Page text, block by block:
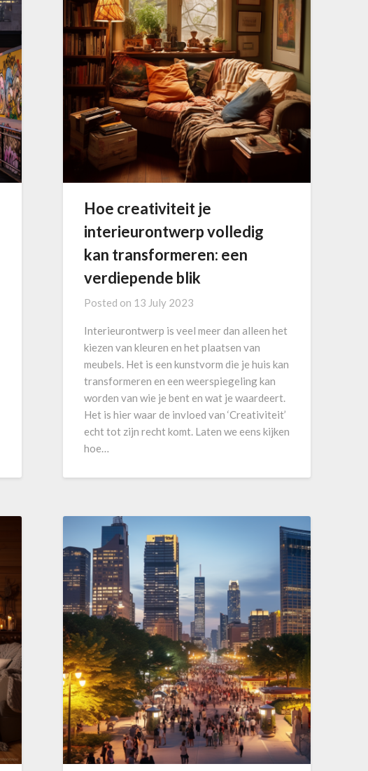
Hoe creativiteit je
interieurontwerp volledig
kan transformeren: een
verdiepende blik
Posted on 13 July 2023
Interieurontwerp is veel meer dan alleen het
kiezen van kleuren en het plaatsen van
meubels. Het is een kunstvorm die je huis kan
transformeren en een weerspiegeling kan
worden van wie je bent en wat je waardeert.
Het is hier waar de invloed van ‘Creativiteit’
echt tot zijn recht komt. Laten we eens kijken
hoe…